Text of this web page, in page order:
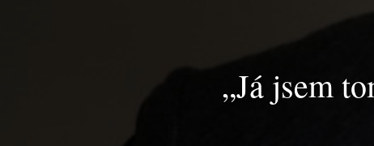
„Já jsem